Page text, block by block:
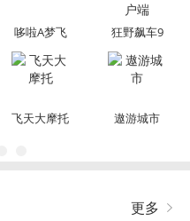
哆啦A梦飞 狂野飙车9
飞天大摩托 遨游城市
更多